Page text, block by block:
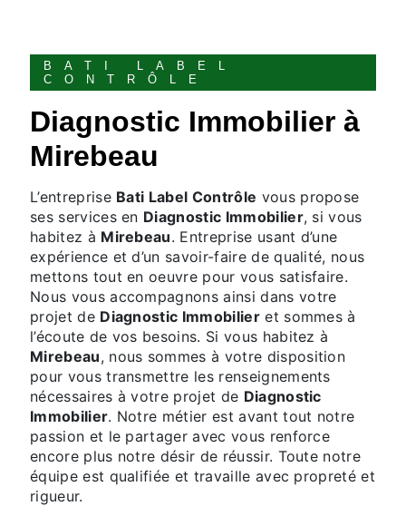
BATI LABEL
CONTRÔLE
Diagnostic Immobilier à
Mirebeau
L’entreprise Bati Label Contrôle vous propose
ses services en Diagnostic Immobilier, si vous
habitez à Mirebeau. Entreprise usant d’une
expérience et d’un savoir-faire de qualité, nous
mettons tout en oeuvre pour vous satisfaire.
Nous vous accompagnons ainsi dans votre
projet de Diagnostic Immobilieret sommes à
l’écoute de vos besoins. Si vous habitez à
Mirebeau, nous sommes à votre disposition
pour vous transmettre les renseignements
nécessaires à votre projet de Diagnostic
Immobilier. Notre métier est avant tout notre
passion et le partager avec vous renforce
encore plus notre désir de réussir. Toute notre
équipe est qualifiée et travaille avec propreté et
rigueur.